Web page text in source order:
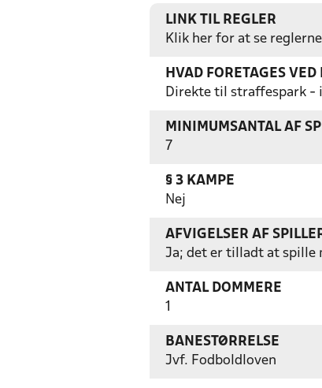
LINK TIL REGLER
Klik her for at se
HVAD FORETAGES
Direkte til straffespark -
MINIMUMSANTAL AF
7
§ 3 KAMPE
Nej
AFVIGELSER AF
Ja; det er tilladt at spille
ANTAL DOMMERE
1
BANESTØRRELSE
Jvf. Fodboldloven